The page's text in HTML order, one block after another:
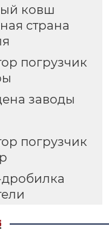
ковш
страна
погрузчик
заводы
погрузчик
дробилка